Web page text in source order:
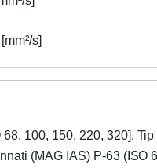
s]
68, 100, 150, 220, 320],
(MAG IAS) P-63 (ISO